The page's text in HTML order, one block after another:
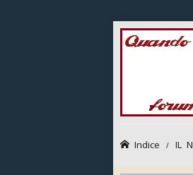
Indice IL